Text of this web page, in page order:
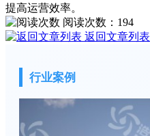
提高运营效率。
阅读次数： 194
返回文章列表
行业案例